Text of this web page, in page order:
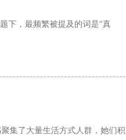
下，最频繁被提及的词是“真
集了大量生活方式人群，她们积